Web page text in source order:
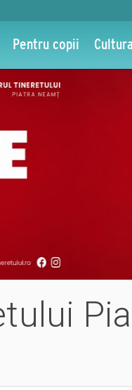
Pentru copii Cultura